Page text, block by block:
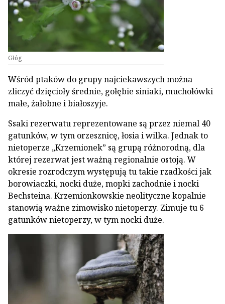
Głóg
Wśród ptaków do grupy najciekawszych można
zliczyć dzięcioły średnie, gołębie siniaki, muchołówki
małe, żałobne i białoszyje.
Ssaki rezerwatu reprezentowane są przez niemal 40
gatunków, w tym orzesznicę, łosia i wilka. Jednak to
nietoperze „Krzemionek” są grupą różnorodną, dla
której rezerwat jest ważną regionalnie ostoją. W
okresie rozrodczym występują tu takie rzadkości jak
borowiaczki, nocki duże, mopki zachodnie i nocki
Bechsteina. Krzemionkowskie neolityczne kopalnie
stanowią ważne zimowisko nietoperzy. Zimuje tu 6
gatunków nietoperzy, w tym nocki duże.